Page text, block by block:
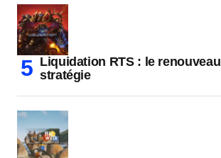
Liquidation RTS : le
stratégie